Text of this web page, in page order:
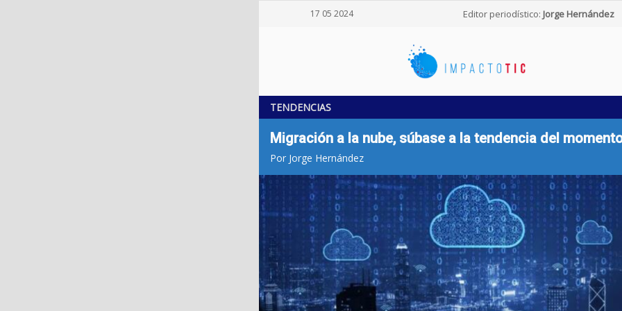
17 05 2024 Editor periodístico: Jorge Hernández
TENDENCIAS
Migración a la nube, súbase a la tendencia del
Por Jorge Hernández